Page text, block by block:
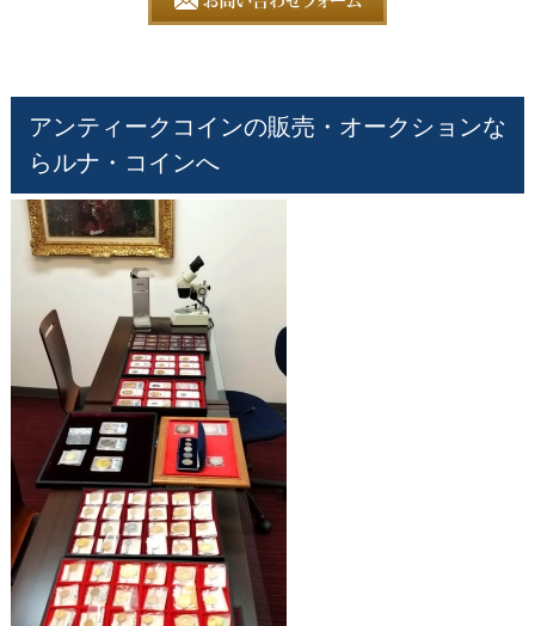
アンティークコインの販売・オークションな
らルナ・コインへ